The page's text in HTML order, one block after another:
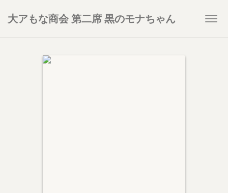
大アもな商会 第二席 黒のモナちゃん